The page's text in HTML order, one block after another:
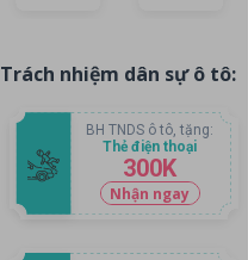
Thẻ điện thoại
300K
BH TNDS ô tô, tặng:
Nhận ngay
nhiệm dân sự ô tô: